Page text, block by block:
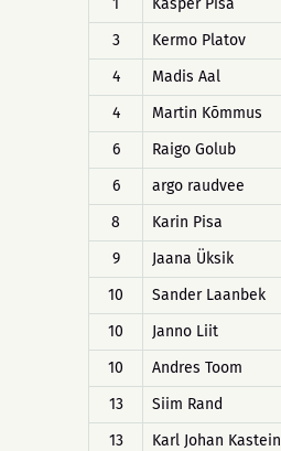
1
Kasper Pisa
3
Kermo Platov
4
Madis Aal
4
Martin Kõmmus
6
Raigo Golub
6
argo raudvee
8
Karin Pisa
9
Jaana Üksik
10
Sander Laanbek
10
Janno Liit
10
Andres Toom
13
Siim Rand
13
Karl Johan Kastein